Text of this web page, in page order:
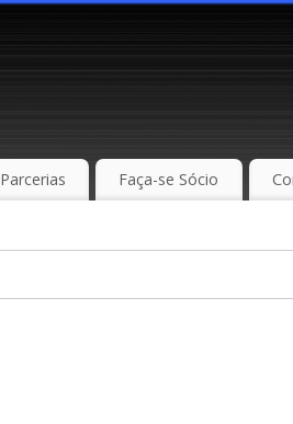
Parcerias Faça-se Sócio